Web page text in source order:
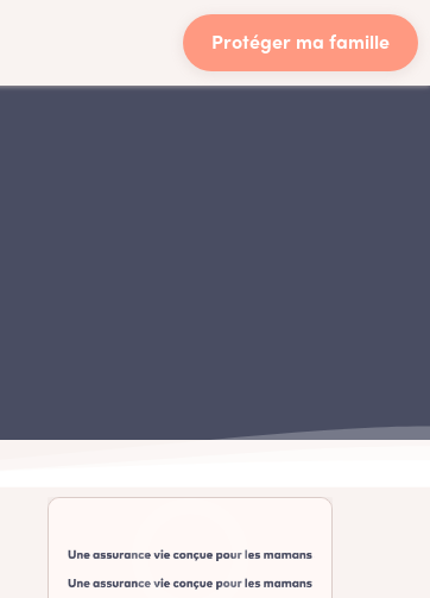
Protéger ma famille